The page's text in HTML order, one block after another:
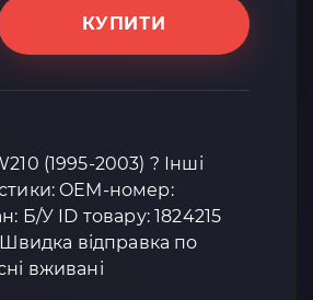
КУПИТИ
(1995-2003) ? Інші
OEM-номер:
Б/У ID товару: 1824215
відправка по
вживані